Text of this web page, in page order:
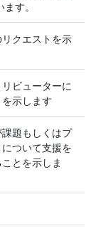
す。
クエストを示
ビューターに
示します
課題もしくはプ
ついて支援を
とを示しま